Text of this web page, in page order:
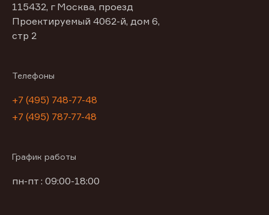
115432, г Москва, проезд
Проектируемый 4062-й, дом 6,
стр 2
Телефоны
+7 (495) 748-77-48
+7 (495) 787-77-48
График работы
пн-пт : 09:00-18:00